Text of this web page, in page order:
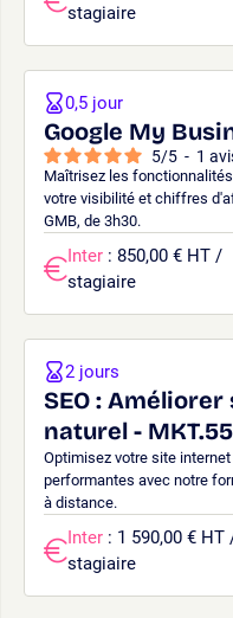
stagiaire
Google My
5/5 - 1
Maîtrisez les
votre visibilité et chiffres
GMB, de 3h30.
0,5 jour
Inter : 850,00 € HT /
stagiaire
SEO :
naturel - MKT.55
Optimisez votre site
performantes avec notre
à distance.
2 jours
Inter : 1 590,00 € HT
stagiaire